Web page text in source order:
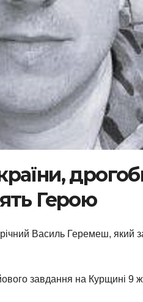
Герою
Василь Геремеш, який
завдання на Курщині 9